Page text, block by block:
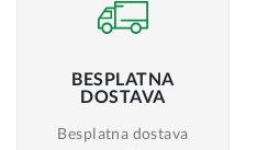
BESPLATNA
DOSTAVA
Besplatna dostava